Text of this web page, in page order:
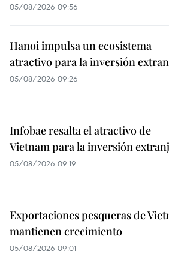
05/08/2026 09:56
Hanoi impulsa un ecosistema
atractivo para la inversión
05/08/2026 09:26
Infobae resalta el atractivo de
Vietnam para la inversión
05/08/2026 09:19
Exportaciones pesqueras de
mantienen crecimiento
05/08/2026 09:01